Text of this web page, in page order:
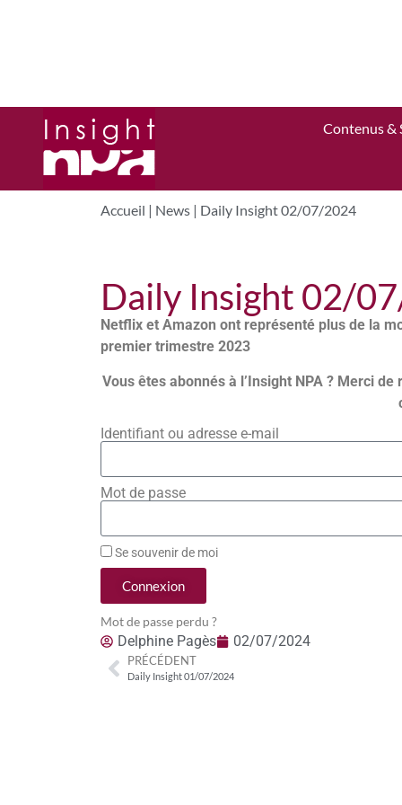
Contenus &
Accueil | News | Daily Insight 02/07/2024
Daily Insight 02/
Netflix et Amazon ont représenté plus de la
premier trimestre 2023
Vous êtes abonnés à l’Insight NPA ? Merci
Identifiant ou adresse e-mail
Mot de passe
Se souvenir de moi
Connexion
Mot de passe perdu ?
Delphine Pagès 02/07/2024
PRÉCÉDENT
Daily Insight 01/07/2024